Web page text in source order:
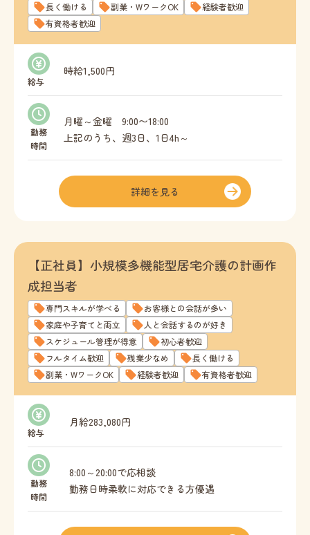
長く働ける
副業・WワークOK
経験者歓迎
有資格者歓迎
給与
時給1,500円
勤務
時間
月曜～金曜 9:00〜18:00
上記のうち、週3日、1日4h～
詳細を見る
【正社員】小規模多機能型居宅介護の計画作
成担当者
専門スキルが学べる
お客様との会話が多い
家庭や子育てと両立
人と会話するのが好き
スケジュール管理が得意
初心者歓迎
フルタイム歓迎
残業少なめ
長く働ける
副業・WワークOK
経験者歓迎 有資格者歓迎
給与
月給283,080円
勤務
時間
8:00～20:00で応相談
勤務日時柔軟に対応できる方優遇